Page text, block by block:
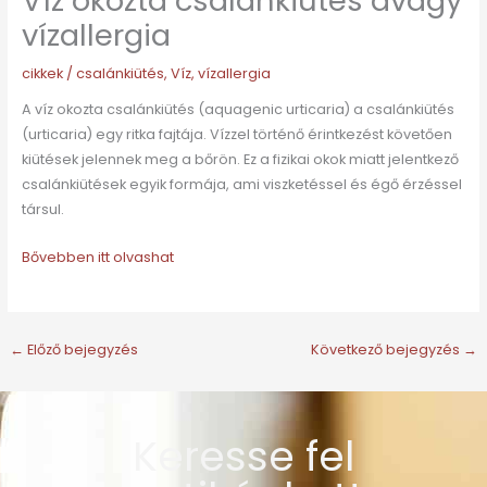
vízallergia
cikkek/ csalánkiütés, Víz, vízallergia
A víz okozta csalánkiütés (aquagenic urticaria) a csalánkiütés
(urticaria) egy ritka fajtája. Vízzel történő érintkezést követően
kiütések jelennek meg a bőrön. Ez a fizikai okok miatt jelentkező
csalánkiütések egyik formája, ami viszketéssel és égő érzéssel
társul.
Bővebben itt olvashat
← Előző bejegyzés Következő bejegyzés →
Keresse fel